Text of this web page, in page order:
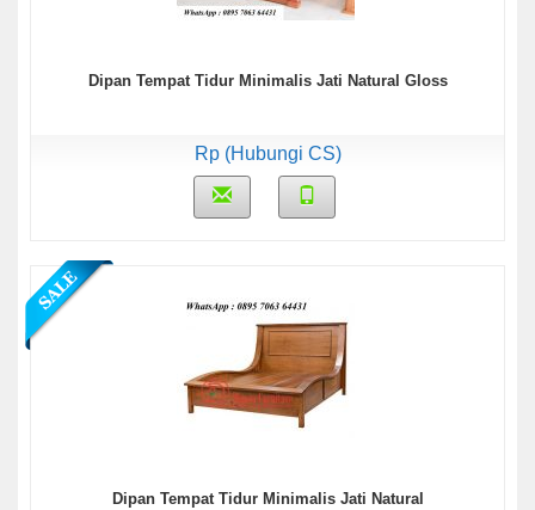
Dipan Tempat Tidur Minimalis Jati Natural Gloss
Rp (Hubungi CS)
Dipan Tempat Tidur Minimalis Jati Natural